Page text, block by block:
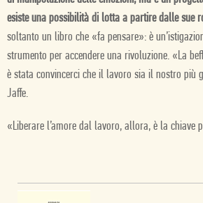
esiste una possibilità di lotta a partire dalle sue
soltanto un libro che «fa pensare»: è
strumento per accendere una rivoluzione. «La
è stata convincerci che il lavoro sia il nostro più
Jaffe.
«Liberare l’amore dal lavoro, allora, è la chiave